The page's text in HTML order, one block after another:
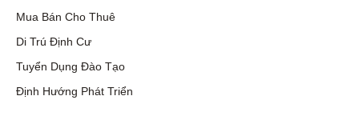
Mua Bán Cho Thuê
Di Trú Định Cư
Tuyển Dụng Đào Tạo
Định Hướng Phát Triển